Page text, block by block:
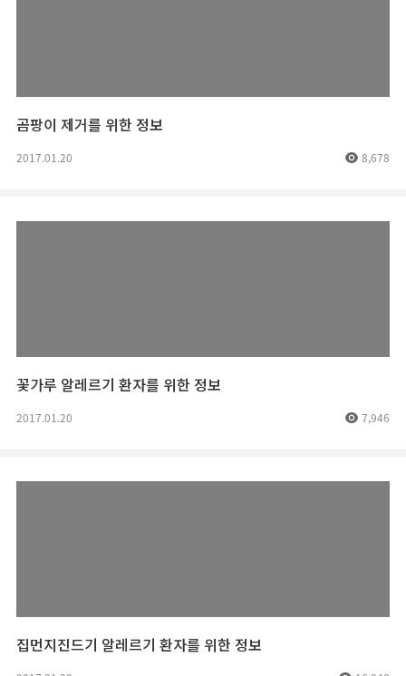
곰팡이 제거를 위한 정보
2017.01.20 8,678
꽃가루 알레르기 환자를 위한 정보
2017.01.20 7,946
집먼지진드기 알레르기 환자를 위한 정보